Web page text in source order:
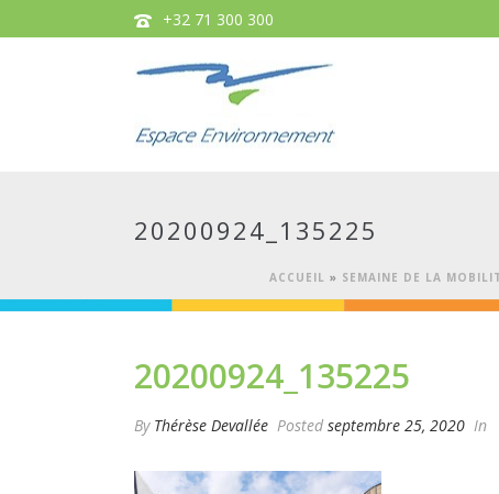
+32 71 300 300
20200924_135225
ACCUEIL » SEMAINE DE LA
20200924_135225
By Thérèse Devallée Posted septembre 25, 2020 In